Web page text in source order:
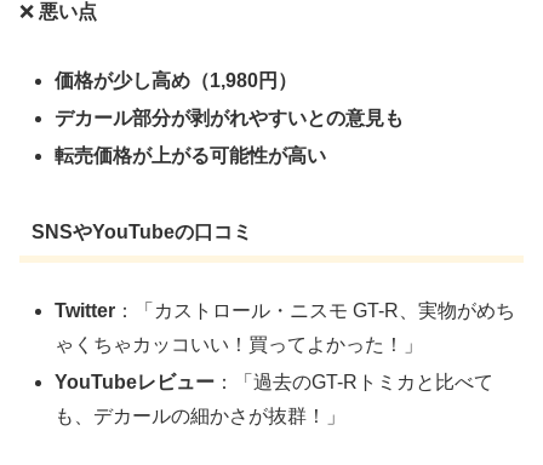
❌ 悪い点
価格が少し高め（1,980円）
デカール部分が剥がれやすいとの意見も
転売価格が上がる可能性が高い
SNSやYouTubeの口コミ
Twitter ：「カストロール・ニスモ GT-R、実物がめち
ゃくちゃカッコいい！買ってよかった！」
YouTubeレビュー ：「過去のGT-Rトミカと比べて
も、デカールの細かさが抜群！」